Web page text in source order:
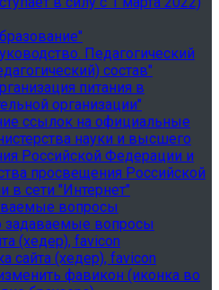
Педагогический
состав"
питания в
организации"
ссылок на официальные
науки и высшего
Российской Федерации и
просвещения Российской
в сети "Интернет"
вопросы
задаваемые вопросы
(хедер), favicon
сайта (хедер), favicon
фавикон (иконка во